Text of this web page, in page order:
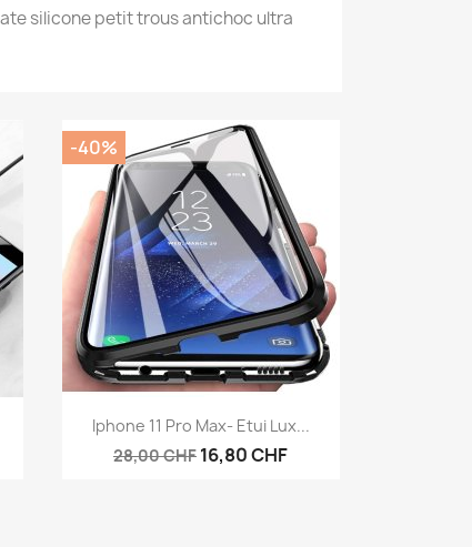
silicone petit trous antichoc ultra
Aperçu rapide
Iphone 11 Pro Max- Etui Lux...
28,00 CHF 16,80 CHF
-40%